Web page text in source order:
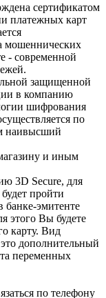
сертификатом
платежных карт
мошеннических
- современной
защищенной
в компанию
шифрования
по
наивысший
и иным
3D Secure, для
пройти
банке-эмитенте
этого Вы будете
карту. Вид
дополнительный
переменных
по телефону